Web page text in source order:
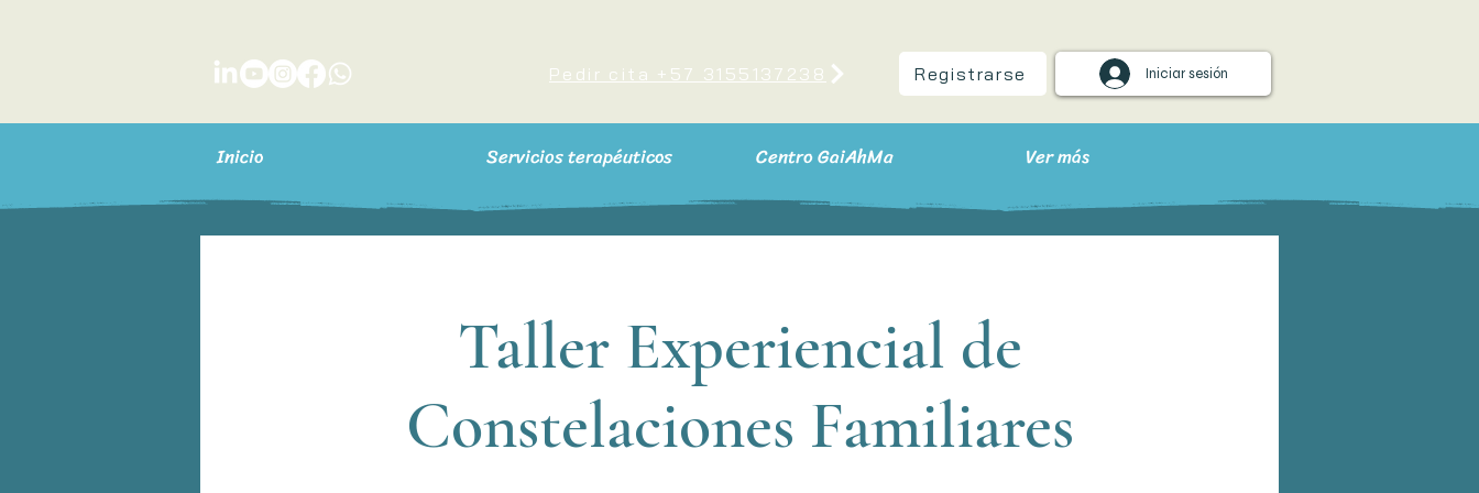
Pedir cita +57 3155137238 Registrarse Iniciar sesión
Inicio Servicios terapéuticos Centro GaiAhMa Ver más
Taller Experiencial de
Constelaciones Familiares